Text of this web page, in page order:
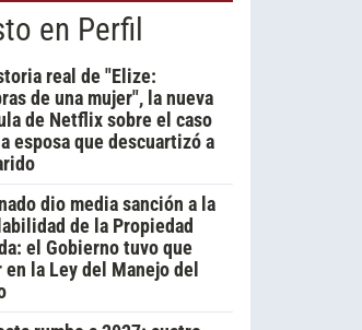
en Perfil
real de "Elize:
de una mujer", la nueva
de Netflix sobre el caso
esposa que descuartizó a
dio media sanción a la
de la Propiedad
el Gobierno tuvo que
en la Ley del Manejo del